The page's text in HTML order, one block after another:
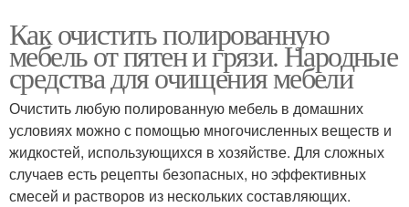
Как очистить полированную
мебель от пятен и грязи. Народные
средства для очищения мебели
Очистить любую полированную мебель в домашних
условиях можно с помощью многочисленных веществ и
жидкостей, использующихся в хозяйстве. Для сложных
случаев есть рецепты безопасных, но эффективных
смесей и растворов из нескольких составляющих.